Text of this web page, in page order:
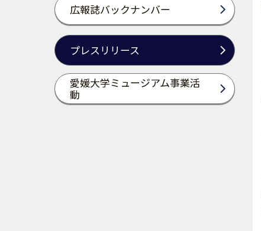
広報誌バックナンバー
プレスリリース
愛媛大学ミュージアム事業活
動